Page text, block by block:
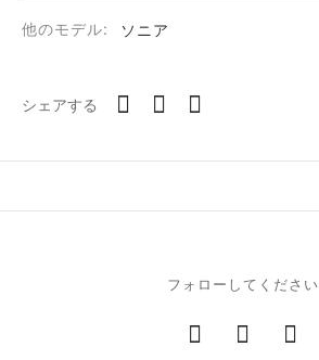
他のモデル: ソニア
シェアする
フォローしてください